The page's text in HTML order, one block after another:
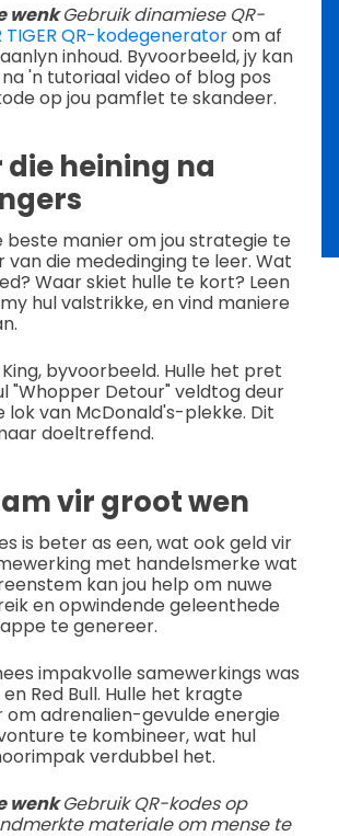
wenkGebruik dinamiese QR-
TIGER QR-kodegeneratorom af
inhoud. Byvoorbeeld, jy kan
'n tutoriaal video of blog pos
op jou pamflet te skandeer.
die heining na
beste manier om jou strategie te
van die mededinging te leer. Wat
Waar skiet hulle te kort? Leen
hul valstrikke, en vind maniere
byvoorbeeld. Hulle het pret
"Whopper Detour" veldtog deur
lok van McDonald's-plekke. Dit
doeltreffend.
vir groot wen
is beter as een, wat ook geld vir
met handelsmerke wat
kan jou help om nuwe
en opwindende geleenthede
te genereer.
impakvolle samewerkings was
Red Bull. Hulle het kragte
om adrenalien-gevulde energie
te kombineer, wat hul
verdubbel het.
wenkGebruik QR-kodes op
materiale om mense te